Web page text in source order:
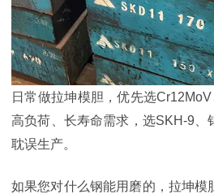
日常做拉坤模胆，优先选
高负荷、长寿命需求，选SKH-9、
耽误生产。
如果您对什么钢能用磨的，拉坤模